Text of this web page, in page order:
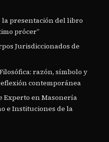
la presentación del libro
prócer”
Jurisdiccionados de
razón, símbolo y
contemporánea
Experto en Masonería
e Instituciones de la